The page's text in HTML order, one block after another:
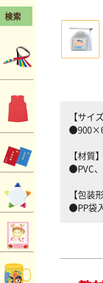
検索
【サイズ
【材質】
●PVC
【包装
●PP袋